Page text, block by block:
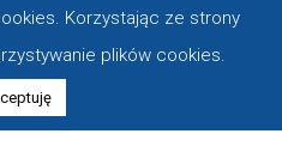
Korzystając ze strony
plików cookies.